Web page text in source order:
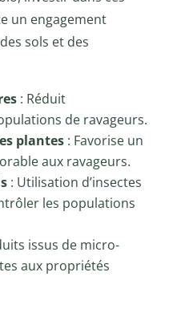
un engagement
sols et des
: Réduit
de ravageurs.
plantes: Favorise un
aux ravageurs.
: Utilisation d’insectes
les populations
issus de micro-
aux propriétés